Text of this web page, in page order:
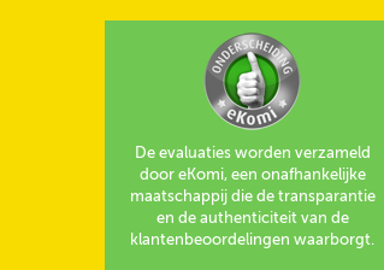
De evaluaties worden verzameld
door eKomi, een onafhankelijke
maatschappij die de transparantie
en de authenticiteit van de
klantenbeoordelingen waarborgt.